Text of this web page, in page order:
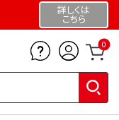
詳しくは
こちら
0